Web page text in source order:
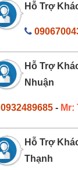
Hỗ Trợ
Hỗ Trợ
Nhuận
0932489685- Mr:
Hỗ Trợ
Thạnh